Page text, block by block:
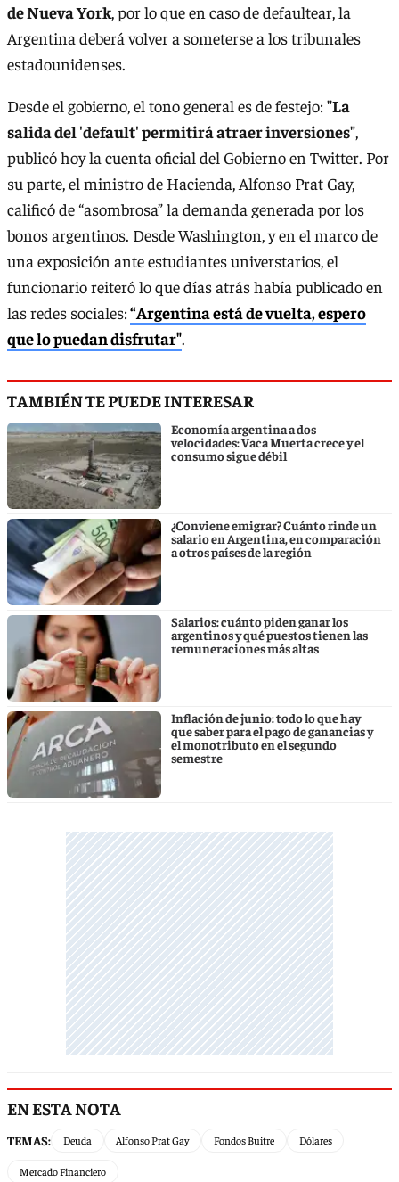
de Nueva York, por lo que en caso de defaultear, la
Argentina deberá volver a someterse a los tribunales
estadounidenses.
Desde el gobierno, el tono general es de festejo:"La
salida del 'default' permitirá atraer inversiones",
publicó hoy la cuenta oficial del Gobierno en Twitter. Por
su parte, el ministro de Hacienda, Alfonso Prat Gay,
calificó de “asombrosa” la demanda generada por los
bonos argentinos. Desde Washington, y en el marco de
una exposición ante estudiantes universtarios, el
funcionario reiteró lo que días atrás había publicado en
las redes sociales:“Argentina está de vuelta, espero
que lo puedan disfrutar".
TAMBIÉN TE PUEDE INTERESAR
Economía argentina a dos
velocidades: Vaca Muerta crece y el
consumo sigue débil
¿Conviene emigrar? Cuánto rinde un
salario en Argentina, en comparación
a otros países de la región
Salarios: cuánto piden ganar los
argentinos y qué puestos tienen las
remuneraciones más altas
Inflación de junio: todo lo que hay
que saber para el pago de ganancias y
el monotributo en el segundo
semestre
EN ESTA NOTA
TEMAS: Deuda Alfonso Prat Gay Fondos Buitre Dólares
Mercado Financiero